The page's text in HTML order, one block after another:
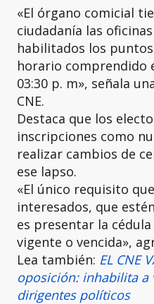
«El órgano comicial
ciudadanía las
habilitados los
horario comprendido
03:30 p. m», señala
CNE.
Destaca que los
inscripciones como
realizar cambios de
ese lapso.
«El único requisito
interesados, que
es presentar la
vigente o vencida»,
Lea también: EL CNE
oposición: inhabilita a
dirigentes políticos